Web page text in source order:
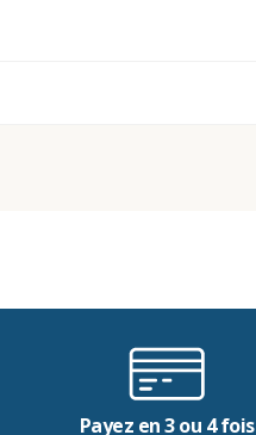
Payez en 3 ou 4 fois